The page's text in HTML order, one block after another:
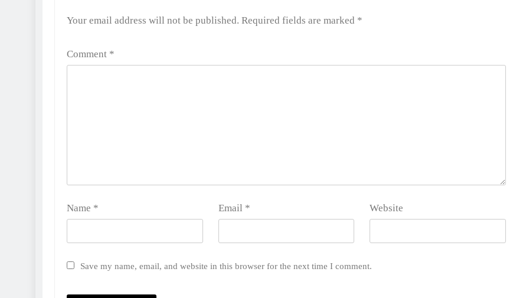
Your email address will not be published. Required fields are marked *
Comment *
Name * Email * Website
Save my name, email, and website in this browser for the next time I comment.
Alternative: